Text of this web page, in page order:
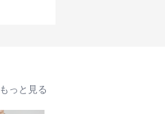
もっと見る